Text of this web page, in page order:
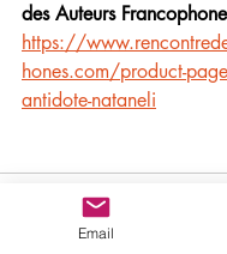
des Auteurs
https://
hones.com/product-
antidote-nataneli
Email